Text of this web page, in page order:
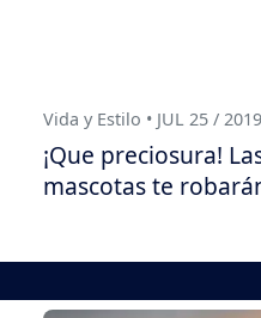
Vida y Estilo • JUL 25 / 2019
¡Que preciosura!
mascotas te